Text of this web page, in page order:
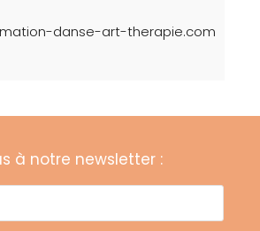
danse-art-therapie.com
à notre newsletter :